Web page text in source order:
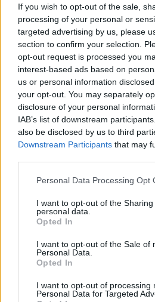
If you wish to opt-out of the sale,
processing of your personal or
targeted advertising by us, please
section to confirm your selection.
opt-out request is processed you
interest-based ads based on
us or personal information
your opt-out. You may separately
disclosure of your personal
IAB’s list of downstream
also be disclosed by us to third
Downstream Participants that may
Personal Data Processing Opt
I want to opt-out of the
personal data.
Opted In
I want to opt-out of the Sale of
Personal Data.
Opted In
I want to opt-out of processing
Personal Data for Targeted
počítač, práve ho testujú
lacnejšie ako doktor a je
moču. Chlap si povie, že
lekárne vzorku moču, hodí ju
bzukot, hrkot a cinknutie,
ktorom stojí: „Máte tenisový
horúcej vode. Kĺb
týždňov.“
Chlapík je spokojný, ale
psa, moč od dcéry a od
onanovania aj vzorku ejakulátu.
do lekárne, vzorku hodí do
bzukot, hrkot a cinknutie,
ňom je napísané:
„Voda vo vašej domácnosti je
nej sódu. Váš pes má blchy,
S
e
a
r
c
h
f
o
r